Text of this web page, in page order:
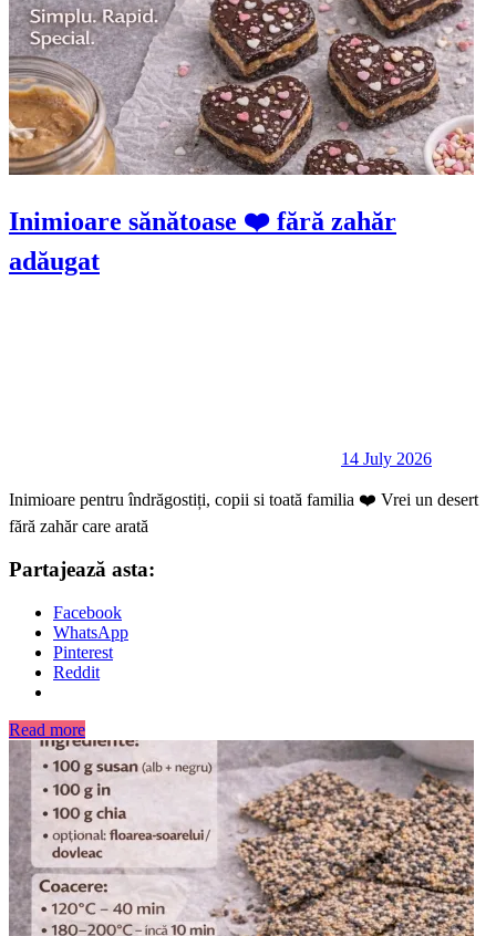
Inimioare sănătoase ❤️ fără zahăr
adăugat
14 July 2026
Inimioare pentru îndrăgostiți, copii si toată familia ❤️ Vrei un desert
fără zahăr care arată
Partajează asta:
Facebook
WhatsApp
Pinterest
Reddit
Read more